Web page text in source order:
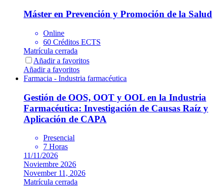
Máster en Prevención y Promoción de la Salud
Online
60 Créditos ECTS
Matrícula cerrada
Añadir a favoritos
Añadir a favoritos
Farmacia - Industria farmacéutica
Gestión de OOS, OOT y OOL en la Industria
Farmacéutica: Investigación de Causas Raíz y
Aplicación de CAPA
Presencial
7 Horas
11/11/2026
Noviembre 2026
November 11, 2026
Matrícula cerrada